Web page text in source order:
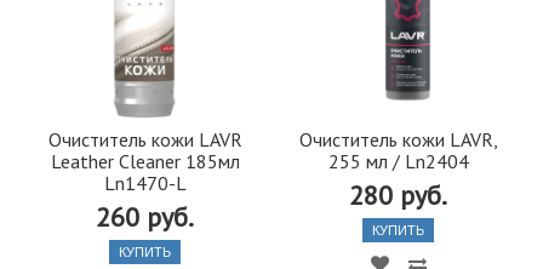
Очиститель кожи LAVR
Leather Cleaner 185мл
Ln1470-L
260 руб.
КУПИТЬ
Очиститель кожи LAVR,
255 мл / Ln2404
280 руб.
КУПИТЬ